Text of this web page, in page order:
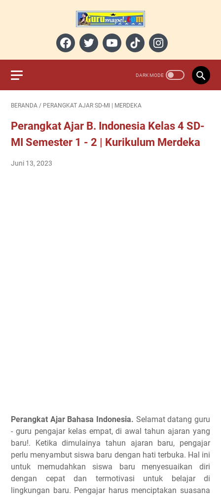
BERANDA / PERANGKAT AJAR SD-MI | MERDEKA
Perangkat Ajar B. Indonesia Kelas 4 SD-
MI Semester 1 - 2 | Kurikulum Merdeka
Juni 13, 2023
Perangkat Ajar Bahasa Indonesia. Selamat datang guru
- guru pengajar kelas empat, di awal tahun ajaran yang
baru!. Ketika dimulainya tahun ajaran baru, pengajar
perlu menyambut siswa baru dengan hati terbuka. Hal ini
untuk memudahkan siswa baru menyesuaikan diri
dengan cepat dan termotivasi untuk belajar di
lingkungan baru. Pengajar harus menciptakan suasana